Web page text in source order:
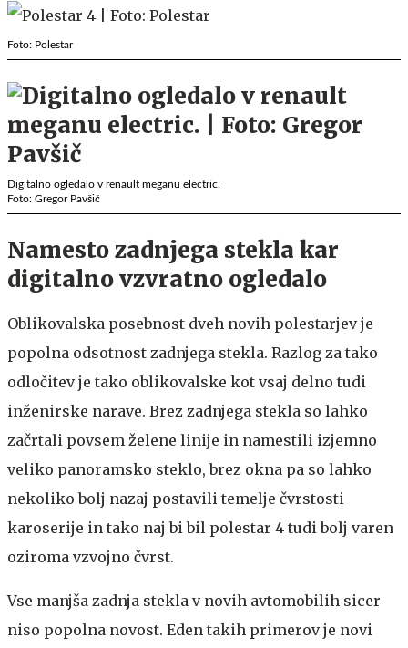
Foto: Polestar
Digitalno ogledalo v renault meganu electric.
Foto: Gregor Pavšič
Namesto zadnjega stekla kar
digitalno vzvratno ogledalo
Oblikovalska posebnost dveh novih polestarjev je
popolna odsotnost zadnjega stekla. Razlog za tako
odločitev je tako oblikovalske kot vsaj delno tudi
inženirske narave. Brez zadnjega stekla so lahko
začrtali povsem želene linije in namestili izjemno
veliko panoramsko steklo, brez okna pa so lahko
nekoliko bolj nazaj postavili temelje čvrstosti
karoserije in tako naj bi bil polestar 4 tudi bolj varen
oziroma vzvojno čvrst.
Vse manjša zadnja stekla v novih avtomobilih sicer
niso popolna novost. Eden takih primerov je novi